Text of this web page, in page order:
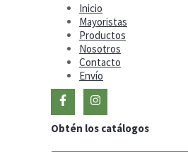
Inicio
Mayoristas
Productos
Nosotros
Contacto
Envío
Obtén los catálogos